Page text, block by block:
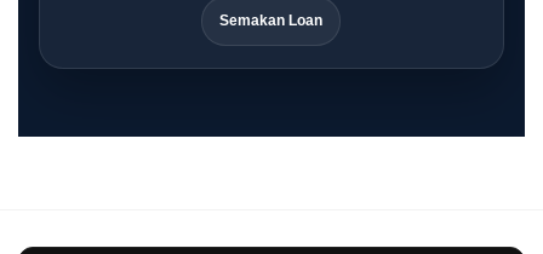
Semakan Loan